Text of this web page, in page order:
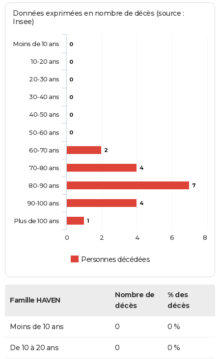
Données exprimées en nombre de décès (source :
Insee)
0
0
0
0
0
0
2
4
7
4
1
Personnes décédées
Moins de 10 ans
10-20 ans
20-30 ans
30-40 ans
40-50 ans
50-60 ans
60-70 ans
70-80 ans
80-90 ans
90-100 ans
Plus de 100 ans
0 2 4 6 8
Famille HAVEN
Nombre de
décès
% des
décès
Moins de 10 ans 0 0 %
De 10 à 20 ans 0 0 %